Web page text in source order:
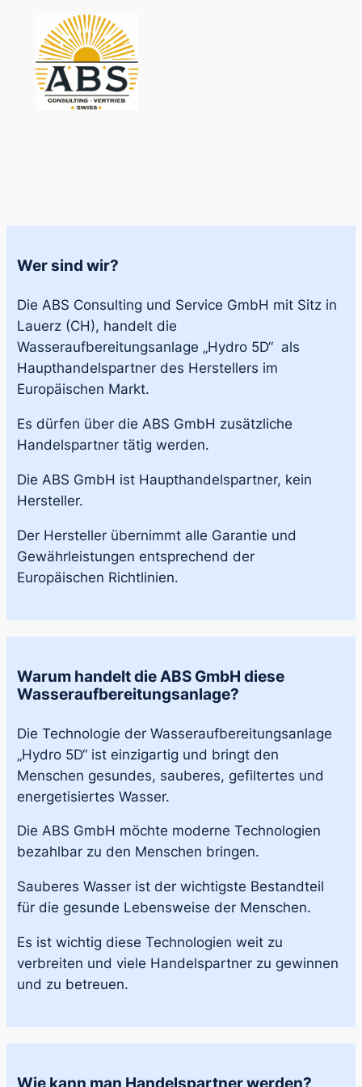
springen
Wer sind wir?
Die ABS Consulting und Service GmbH mit Sitz in
Lauerz (CH), handelt die
Wasseraufbereitungsanlage „Hydro 5D“ als
Haupthandelspartner des Herstellers im
Europäischen Markt.
Es dürfen über die ABS GmbH zusätzliche
Handelspartner tätig werden.
Die ABS GmbH ist Haupthandelspartner, kein
Hersteller.
Der Hersteller übernimmt alle Garantie und
Gewährleistungen entsprechend der
Europäischen Richtlinien.
Warum handelt die ABS GmbH diese
Wasseraufbereitungsanlage?
Die Technologie der Wasseraufbereitungsanlage
„Hydro 5D“ ist einzigartig und bringt den
Menschen gesundes, sauberes, gefiltertes und
energetisiertes Wasser.
Die ABS GmbH möchte moderne Technologien
bezahlbar zu den Menschen bringen.
Sauberes Wasser ist der wichtigste Bestandteil
für die gesunde Lebensweise der Menschen.
Es ist wichtig diese Technologien weit zu
verbreiten und viele Handelspartner zu gewinnen
und zu betreuen.
Wie kann man Handelspartner werden?